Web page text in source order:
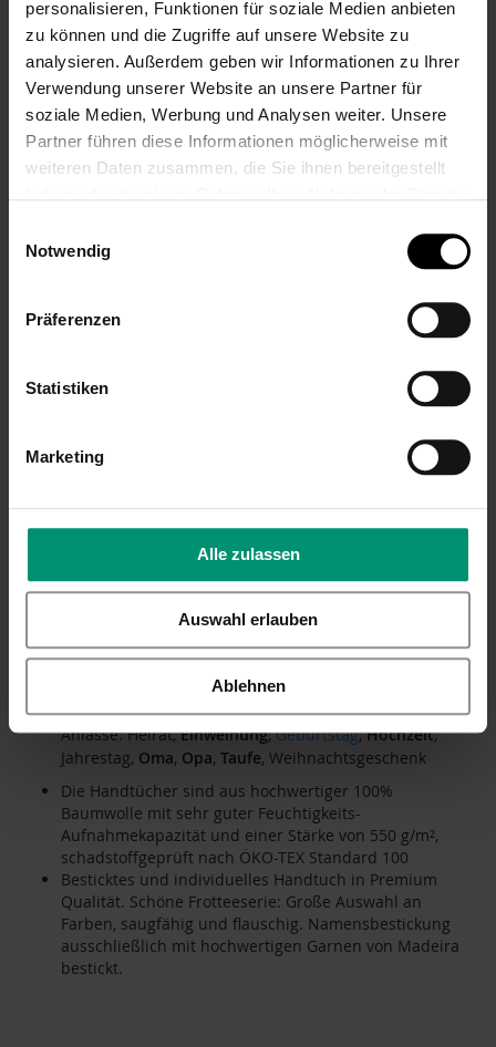
personalisieren, Funktionen für soziale Medien anbieten
zu können und die Zugriffe auf unsere Website zu
analysieren. Außerdem geben wir Informationen zu Ihrer
Verwendung unserer Website an unsere Partner für
soziale Medien, Werbung und Analysen weiter. Unsere
Partner führen diese Informationen möglicherweise mit
weiteren Daten zusammen, die Sie ihnen bereitgestellt
Notwendig
Präferenzen
Statistiken
Marketing
Alle zulassen
Auswahl erlauben
Ablehnen
Benachrichtigen Sie mich, wenn das Produkt wieder auf
Personalisierte Frottee Name Handtücher besticken Lassen
in verschiedene Größen bestickt mit Ihrem
erfolgt mittig an der kurzen Seite.
Hochwertiges Frottier-Material: Waschbar bis 40 °C,
Aufhänger mittig an der kurzen Seite. Wir verwenden
ausschließlich hochwertige Garne der Marke Madeira.
Einzigartige und personalisierte Geschenkidee für alle
Anlässe: Heirat,Einweihung,Geburtstag,Hochzeit,
Jahrestag, Oma, Opa, Taufe, Weihnachtsgeschenk
Die Handtücher sind aus hochwertiger 100%
Baumwolle mit sehr guter Feuchtigkeits-
Aufnahmekapazität und einer Stärke von 550 g/m²,
schadstoffgeprüft nach ÖKO-TEX Standard 100
Besticktes und individuelles Handtuch in Premium
Qualität. Schöne Frotteeserie: Große Auswahl an
Farben, saugfähig und flauschig. Namensbestickung
ausschließlich mit hochwertigen Garnen von Madeira
bestickt.
der
Bildgalerie
Zum
Bildgalerie
Schreibe eine Bewertung
Nur registrierte Benutzer können
Bewertungen schreiben. Bitteloggen Sie
sich einodererstellen Sie ein Konto